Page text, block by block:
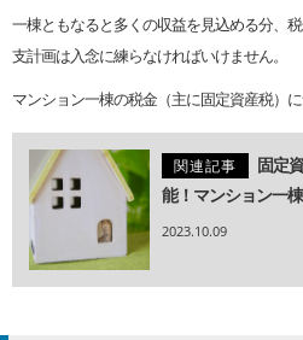
一棟ともなると多くの収益を見込める分、
支計画は入念に練らなければいけません。
マンション一棟の税金（主に固定資産税）
関連記事
固定
能！マンション一
2023.10.09